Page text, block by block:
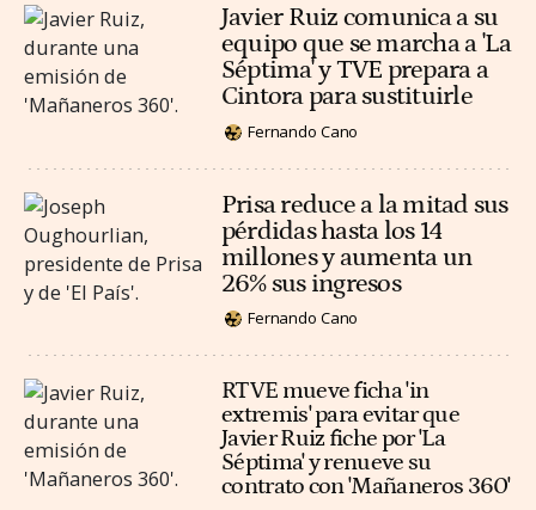
Javier Ruiz comunica a su
equipo que se marcha a 'La
Séptima' y TVE prepara a
Cintora para sustituirle
Fernando Cano
Prisa reduce a la mitad sus
pérdidas hasta los 14
millones y aumenta un
26% sus ingresos
Fernando Cano
RTVE mueve ficha 'in
extremis' para evitar que
Javier Ruiz fiche por 'La
Séptima' y renueve su
contrato con 'Mañaneros 360'